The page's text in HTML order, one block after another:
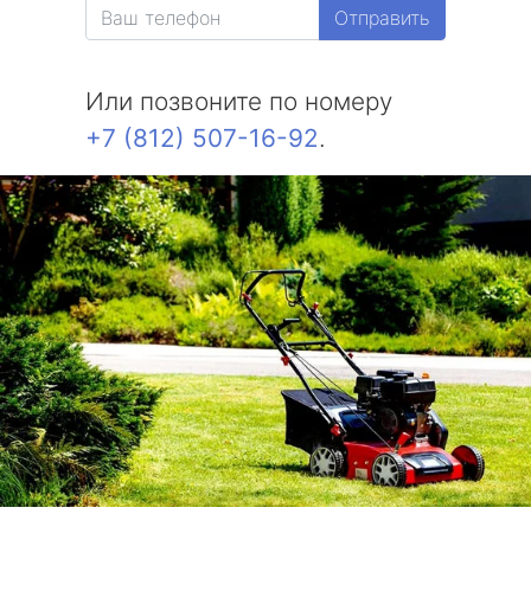
Отправить
Или позвоните по номеру
+7 (812) 507-16-92.